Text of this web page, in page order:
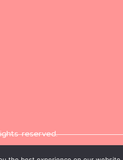
reserved.